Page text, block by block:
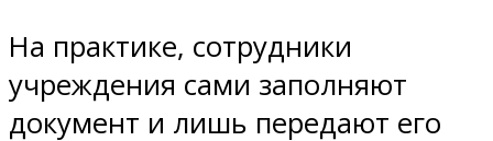
На практике, сотрудники
учреждения сами заполняют
документ и лишь передают его